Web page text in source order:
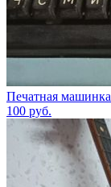
Печатная
100 руб.